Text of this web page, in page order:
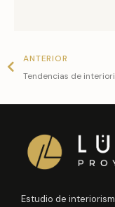
ANTERIOR
Estudio de